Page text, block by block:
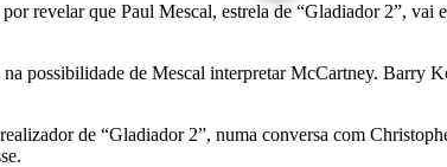
revelar que Paul Mescal, estrela de “Gladiador 2”, vai
possibilidade de Mescal interpretar McCartney.
de “Gladiador 2”, numa conversa com